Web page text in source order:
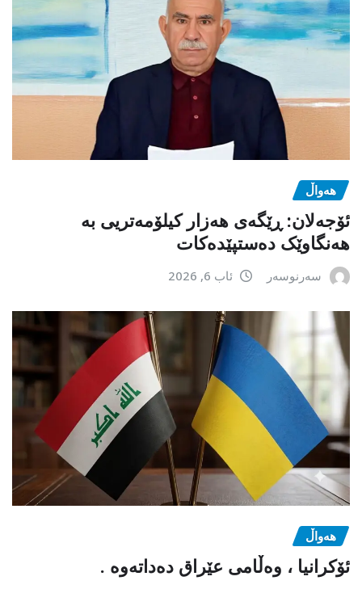
هەواڵ
ئۆجەلان: ڕێگەی هەزار کیلۆمەتریی بە
هەنگاوێک دەستپێدەکات
سەرنوسەر ئاب 6, 2026
هەواڵ
ئۆکرانیا ، وەڵامی عێراق دەداتەوە .